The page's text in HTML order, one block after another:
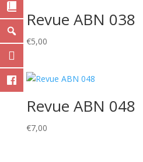
Revue ABN 038
€5,00
Revue ABN 048
€7,00